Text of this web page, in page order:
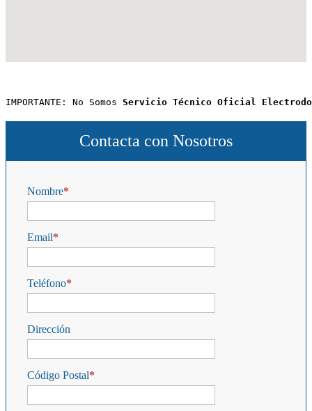
IMPORTANTE: No Somos Servicio Técnico Oficial
Contacta con Nosotros
Nombre
Email
Teléfono
Dirección
Código Postal